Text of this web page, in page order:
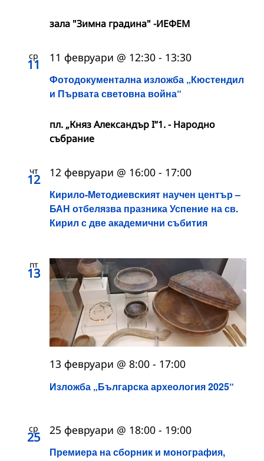
зала "Зимна градина" -ИЕФЕМ
ср
11
Фотодокументална изложба „Кюстендил
и Първата световна война“
11 февруари @ 12:30 - 13:30
пл. „Княз Александър I“1. - Народно
събрание
чт
12
Кирило-Методиевският научен център –
БАН отбелязва празника Успение на св.
Кирил с две академични събития
12 февруари @ 16:00 - 17:00
пт
13
Изложба „Българска археология 2025“
13 февруари @ 8:00 - 17:00
ср
25
Премиера на сборник и монография,
25 февруари @ 18:00 - 19:00